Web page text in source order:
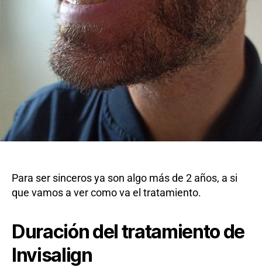
Para ser sinceros ya son algo más de 2 años, a si
que vamos a ver como va el tratamiento.
Duración del tratamiento de
Invisalign